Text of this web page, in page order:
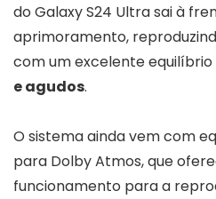
do Galaxy S24 Ultra sai à
aprimoramento,
com um excelente
e agudos.
O sistema ainda vem com
para Dolby Atmos, que
funcionamento para a